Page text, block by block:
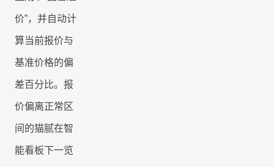
价”，并自动计
算当前报价与
基准价格的偏
差百分比。报
价偏离正常区
间的猫腻在智
能看板下一览